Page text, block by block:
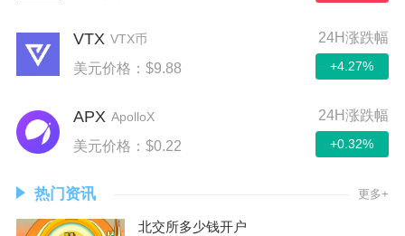
VTX VTX币
美元价格：$9.88
24H涨跌幅
+4.27%
APX ApolloX
美元价格：$0.22
24H涨跌幅
+0.32%
热门资讯 更多+
北交所多少钱开户